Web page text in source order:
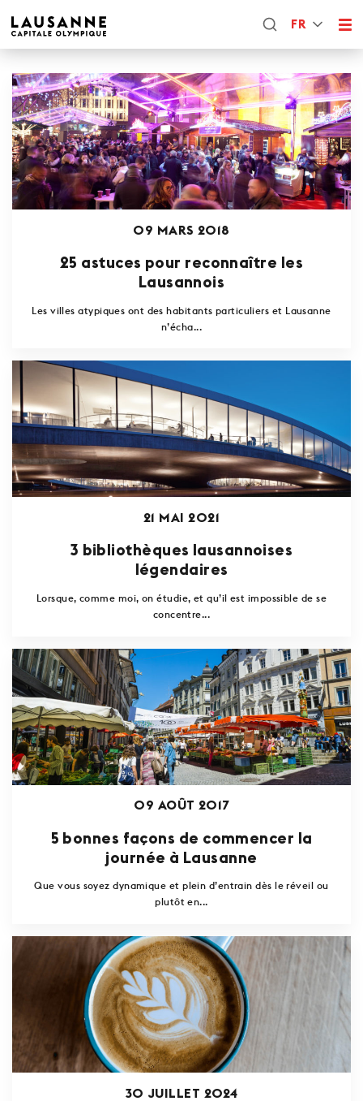
FR
09 MARS 2018
25 astuces pour reconnaître les
Lausannois
Les villes atypiques ont des habitants particuliers et Lausanne
n’écha...
21 MAI 2021
3 bibliothèques lausannoises
légendaires
Lorsque, comme moi, on étudie, et qu’il est impossible de se
concentre...
09 AOÛT 2017
5 bonnes façons de commencer la
journée à Lausanne
Que vous soyez dynamique et plein d’entrain dès le réveil ou
plutôt en...
30 JUILLET 2024